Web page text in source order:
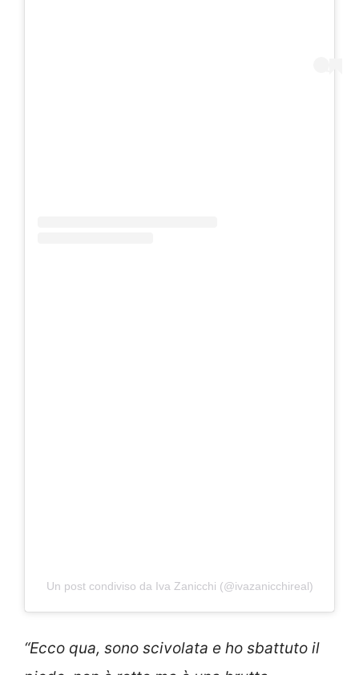
Un post condiviso da Iva Zanicchi (@ivazanicchireal)
“Ecco qua, sono scivolata e ho sbattuto il